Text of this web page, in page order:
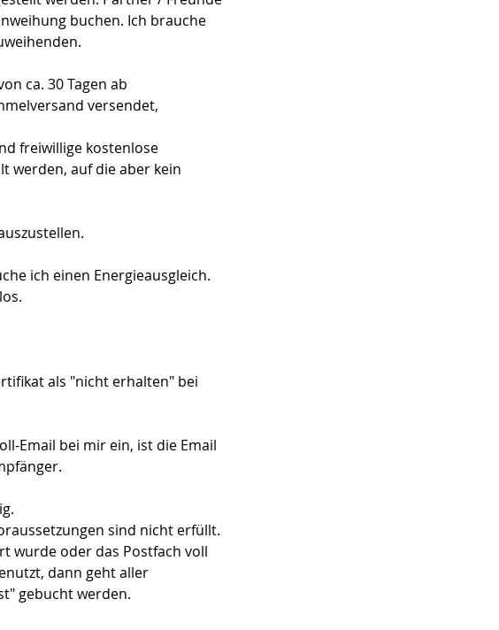
buchen. Ich brauche
ca. 30 Tagen ab
versendet,
freiwillige kostenlose
werden, auf die aber kein
ich einen Energieausgleich.
als "nicht erhalten" bei
Email bei mir ein, ist die Email
sind nicht erfüllt.
wurde oder das Postfach voll
dann geht aller
gebucht werden.